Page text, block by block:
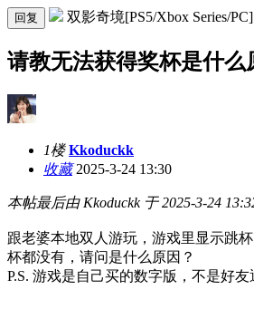
回复 双影奇境[PS5/Xbox Series/PC]
请教无法获得奖杯是什么
1楼 Kkoduckk
收藏2025-3-24 13:30
本帖最后由 Kkoduckk 于 2025-3-24
跟老婆本地双人游玩，游戏里显示跳
杯都没有，请问是什么原因？
P.S. 游戏是自己买的数字版，不是好友